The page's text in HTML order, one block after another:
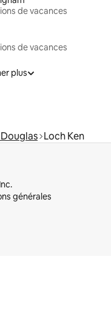
de vacances
de vacances
plus
Loch Ken
générales